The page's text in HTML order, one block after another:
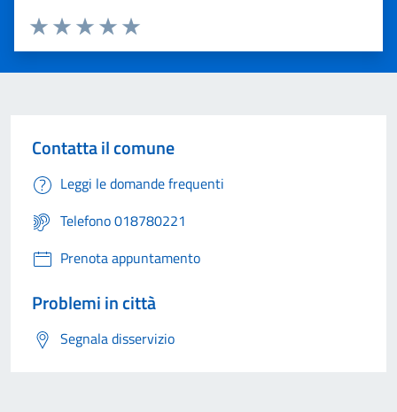
Valuta 5 stelle su 5
Valuta 4 stelle su 5
Valuta 3 stelle su 5
Valuta 2 stelle su 5
Valuta 1 stelle su 5
Contatta il comune
Leggi le domande frequenti
Telefono 018780221
Prenota appuntamento
Problemi in città
Segnala disservizio